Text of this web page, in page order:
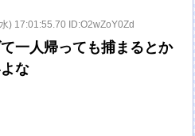
) 17:01:55.70 ID:O2wZoY0Zd
一人帰っても捕まるとか
な